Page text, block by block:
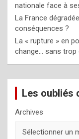
nationale face à
La France
conséquences ?
La « rupture » en
change… sans trop
Les oubliés
Archives